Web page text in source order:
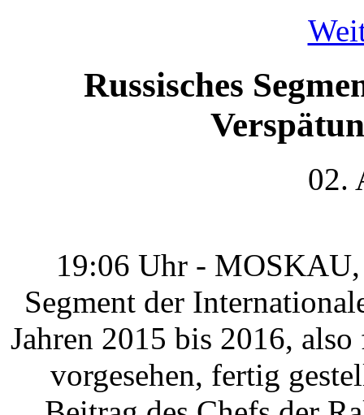
Russisches
02.
19:06 Uhr -
Segment der
Jahren 2015 bis 2016,
vorgesehen, fertig